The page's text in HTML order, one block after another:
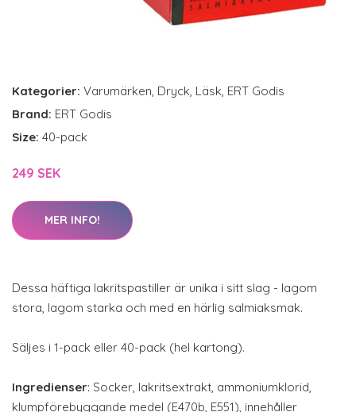
Kategorier: Varumärken, Dryck, Läsk, ERT Godis
Brand: ERT Godis
Size: 40-pack
249 SEK
MER INFO!
Dessa häftiga lakritspastiller är unika i sitt slag - lagom
stora, lagom starka och med en härlig salmiaksmak.
Säljes i 1-pack eller 40-pack (hel kartong).
Ingredienser: Socker, lakritsextrakt, ammoniumklorid,
klumpförebyggande medel (E470b, E551), innehåller